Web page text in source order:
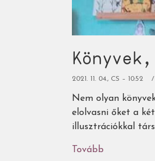
2021. 11. 04., CS – 10:52
Nem olyan
elolvasni őket a
illusztrációkkal
Tovább